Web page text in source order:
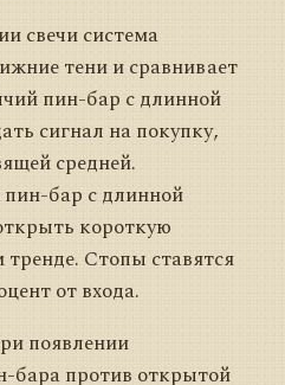
свечи система
тени и сравнивает
пин-бар с длинной
сигнал на покупку,
средней.
бар с длинной
короткую
Стопы ставятся
от входа.
появлении
бара против открытой